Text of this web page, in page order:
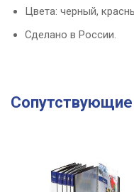
Цвета: черный,
Сделано в России.